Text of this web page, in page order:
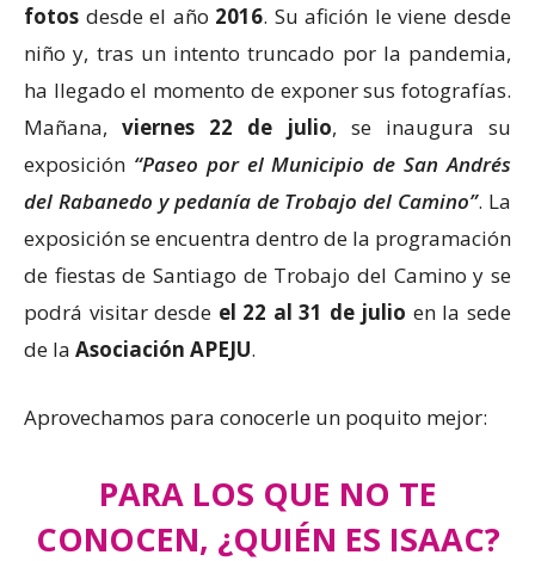
fotos desde el año 2016. Su afición le viene desde
niño y, tras un intento truncado por la pandemia,
ha llegado el momento de exponer sus fotografías.
Mañana, viernes 22 de julio, se inaugura su
exposición “Paseo por el Municipio de San Andrés
del Rabanedo y pedanía de Trobajo del Camino”. La
exposición se encuentra dentro de la programación
de fiestas de Santiago de Trobajo del Camino y se
podrá visitar desde el 22 al 31 de julio en la sede
de la Asociación APEJU.
Aprovechamos para conocerle un poquito mejor:
PARA LOS QUE NO TE
CONOCEN, ¿QUIÉN ES ISAAC?